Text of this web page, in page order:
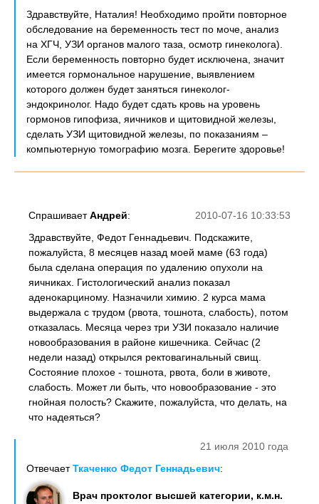
Здравствуйте, Наталия! Необходимо пройти повторное
обследование на беременность тест по моче, анализ
на ХГЧ, УЗИ органов малого таза, осмотр гинеколога).
Если беременность повторно будет исключена, значит
имеется гормональное нарушение, выявлением
которого должен будет заняться гинеколог-
эндокринолог. Надо будет сдать кровь на уровень
гормонов гипофиза, яичников и щитовидной железы,
сделать УЗИ щитовидной железы, по показаниям –
компьютерную томографию мозга. Берегите здоровье!
2010-07-16 10:33:53
СпрашиваетАндрей:
Здравствуйте, Федот Геннадьевич. Подскажите,
пожалуйста, 8 месяцев назад моей маме (63 года)
была сделана операция по удалению опухоли на
яичниках. Гистологический анализ показал
аденокарциному. Назначили химию. 2 курса мама
выдержала с трудом (рвота, тошнота, слабость), потом
отказалась. Месяца через три УЗИ показало наличие
новообразования в районе кишечника. Сейчас (2
недели назад) открылся ректовагинальный свищ.
Состояние плохое - тошнота, рвота, боли в животе,
слабость. Может ли быть, что новообразование - это
гнойная полость? Скажите, пожалуйста, что делать, на
что надеяться?
21 июля 2010 года
ОтвечаетТкаченко Федот Геннадьевич:
Врач проктолог высшей категории, к.м.н.